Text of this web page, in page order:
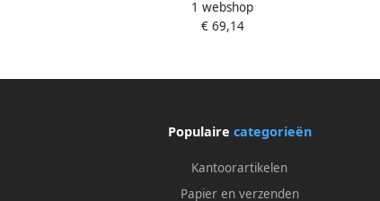
navullingen Met Een Geur Van Ambi
Pur x9
1 webshop
€ 69,14
Populaire categorieën
Kantoorartikelen
Papier en verzenden